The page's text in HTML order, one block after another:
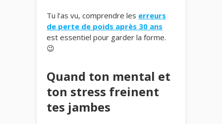
Tu l’as vu, comprendre les erreurs
de perte de poids après 30 ans
est essentiel pour garder la forme.
😉
Quand ton mental et
ton stress freinent
tes jambes